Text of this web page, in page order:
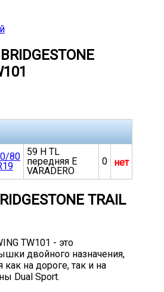
80
59 H TL
передняя E
VARADERO
0 нет
TRAIL
TW101 - это
двойного назначения,
на дороге, так и на
Dual Sport.